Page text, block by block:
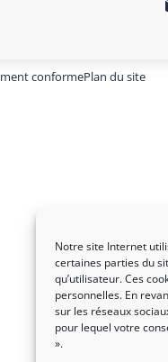
Notre site Internet
certaines parties du
qu’utilisateur. Ces
personnelles. En
sur les réseaux
pour lequel votre
».
conformePlan du site